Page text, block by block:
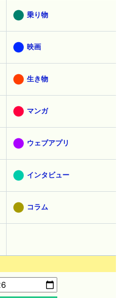
乗り物
映画
生き物
マンガ
ウェブアプリ
インタビュー
コラム